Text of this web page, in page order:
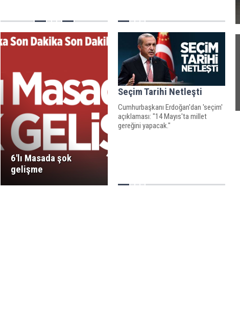
6'lı Masada şok
gelişme
Seçim Tarihi Netleşti
Cumhurbaşkanı Erdoğan'dan 'seçim'
açıklaması: "14 Mayıs'ta millet
gereğini yapacak."